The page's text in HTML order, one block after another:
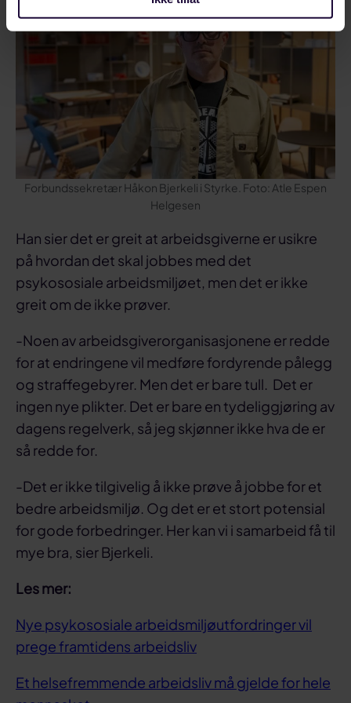
Forbundssekretær Håkon Bjerkeli i Styrke. Foto: Atle Espen
Helgesen
Han sier det er greit at arbeidsgiverne er usikre
på hvordan det skal jobbes med det
psykososiale arbeidsmiljøet, men det er ikke
greit om de ikke prøver.
-Noen av arbeidsgiverorganisasjonene er redde
for at endringene vil medføre fordyrende pålegg
og straffegebyrer. Men det er bare tull. Det er
ingen nye plikter. Det er bare en tydeliggjøring av
dagens regelverk, så jeg skjønner ikke hva de er
så redde for.
-Det er ikke tilgivelig å ikke prøve å jobbe for et
bedre arbeidsmiljø. Og det er et stort potensial
for gode forbedringer. Her kan vi i samarbeid få til
mye bra, sier Bjerkeli.
Les mer:
Nye psykososiale arbeidsmiljøutfordringer vil
prege framtidens arbeidsliv
Et helsefremmende arbeidsliv må gjelde for hele